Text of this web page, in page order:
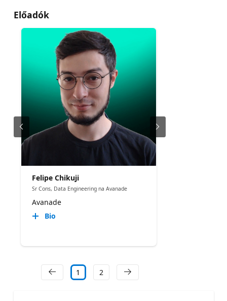
Előadók
Felipe Chikuji
Sr Cons, Data Engineering na Avanade
Avanade
Bio
1 2